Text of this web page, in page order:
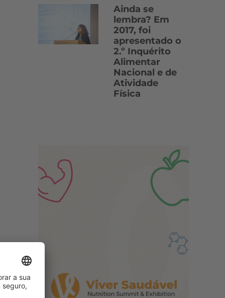
Ainda se
lembra? Em
2017, foi
apresentado o
2.º Inquérito
Alimentar
Nacional e de
Atividade
Física